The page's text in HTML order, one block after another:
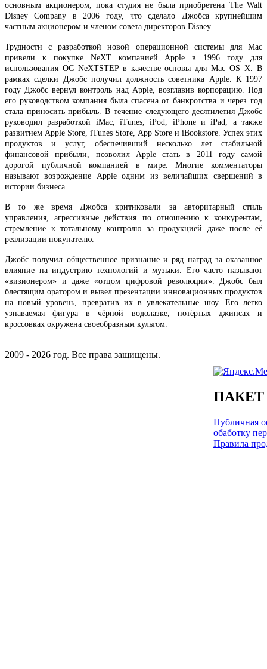
основным акционером, пока студия не была приобретена The Walt
Disney Company в 2006 году, что сделало Джобса крупнейшим
частным акционером и членом совета директоров Disney.
Трудности с разработкой новой операционной системы для Mac
привели к покупке NeXT компанией Apple в 1996 году для
использования ОС NeXTSTEP в качестве основы для Mac OS X. В
рамках сделки Джобс получил должность советника Apple. К 1997
году Джобс вернул контроль над Apple, возглавив корпорацию. Под
его руководством компания была спасена от банкротства и через год
стала приносить прибыль. В течение следующего десятилетия Джобс
руководил разработкой iMac, iTunes, iPod, iPhone и iPad, а также
развитием Apple Store, iTunes Store, App Store и iBookstore. Успех этих
продуктов и услуг, обеспечивший несколько лет стабильной
финансовой прибыли, позволил Apple стать в 2011 году самой
дорогой публичной компанией в мире. Многие комментаторы
называют возрождение Apple одним из величайших свершений в
истории бизнеса.
В то же время Джобса критиковали за авторитарный стиль
управления, агрессивные действия по отношению к конкурентам,
стремление к тотальному контролю за продукцией даже после её
реализации покупателю.
Джобс получил общественное признание и ряд наград за оказанное
влияние на индустрию технологий и музыки. Его часто называют
«визионером» и даже «отцом цифровой революции». Джобс был
блестящим оратором и вывел презентации инновационных продуктов
на новый уровень, превратив их в увлекательные шоу. Его легко
узнаваемая фигура в чёрной водолазке, потёртых джинсах и
кроссовках окружена своеобразным культом.
2009 - 2026 год. Все права защищены.
Публичная
обаботку
Правила